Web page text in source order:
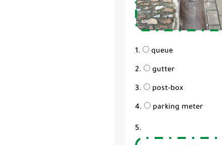
queue
gutter
post-box
parking meter
5.